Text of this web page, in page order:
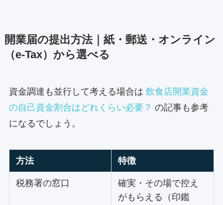
開業届の提出方法｜紙・郵送・オンライン
（e-Tax）から選べる
資金調達も並行して考える場合は 飲食店開業資金
の自己資金割合はどれくらい必要？ の記事も参考
になるでしょう。
方法 特徴
税務署の窓口
確実・その場で控え
がもらえる（印鑑